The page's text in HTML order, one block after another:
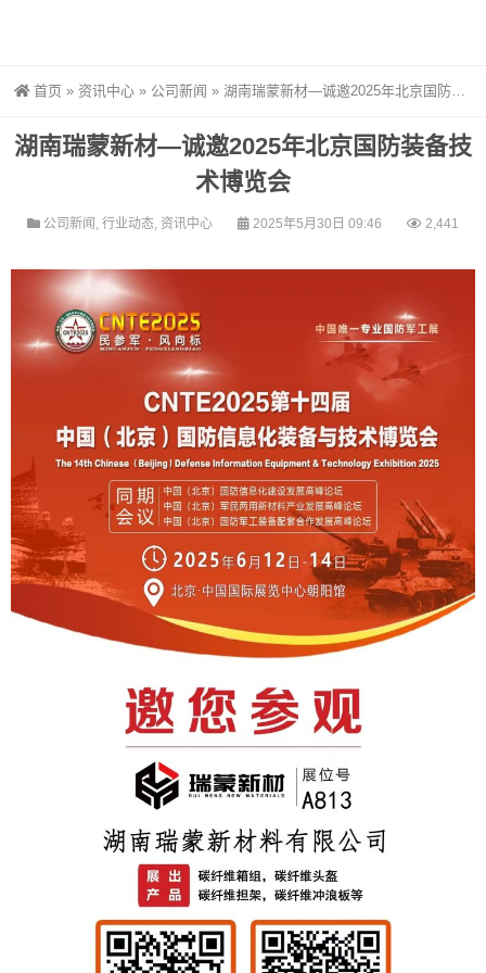
首页 » 资讯中心 » 公司新闻 » 湖南瑞蒙新材—诚邀2025年北京国防装备技术博览会
湖南瑞蒙新材—诚邀2025年北京国防装备技
术博览会
公司新闻 , 行业动态, 资讯中心 2025年5月30日 09:46 2,441